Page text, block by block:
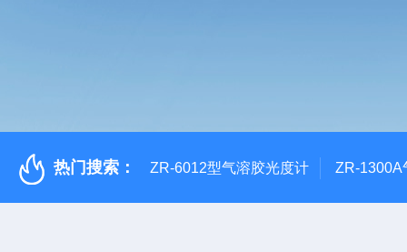
热门搜索： ZR-6012型气溶胶光度计 ZR-1300A